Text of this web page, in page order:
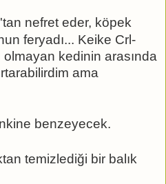
nefret eder, köpek
feryadı... Keike Crl-
kedinin arasında
ama
benzeyecek.
temizlediği bir balık